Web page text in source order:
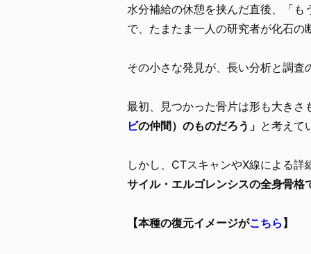
水分補給の休憩を挟んだ直後、「
で、たまたま一人の研究者が化石の
その小さな発見が、長い分析と調査
最初、見つかった骨片は形も大きさ
ビの仲間）のものだろう」 と考えて
しかし、CTスキャンやX線による
サイル・エルゴレンシスの全身骨格
【本種の復元イメージがこちら 】